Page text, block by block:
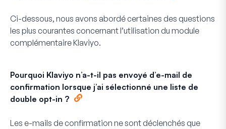
Ci-dessous, nous avons abordé certaines des questions
les plus courantes concernant l’utilisation du module
complémentaire Klaviyo.
Pourquoi Klaviyo n’a-t-il pas envoyé d’e-mail de
confirmation lorsque j’ai sélectionné une liste de
double opt-in ?
Les e-mails de confirmation ne sont déclenchés que